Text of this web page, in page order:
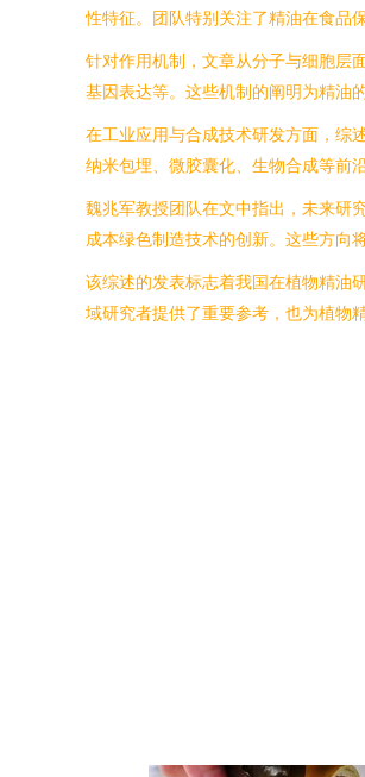
性特征。团队特别关注了精油在食品
针对作用机制，文章从分子与细胞层
基因表达等。这些机制的阐明为精油
在工业应用与合成技术研发方面，综
纳米包埋、微胶囊化、生物合成等前
魏兆军教授团队在文中指出，未来研
成本绿色制造技术的创新。这些方向
该综述的发表标志着我国在植物精油
域研究者提供了重要参考，也为植物